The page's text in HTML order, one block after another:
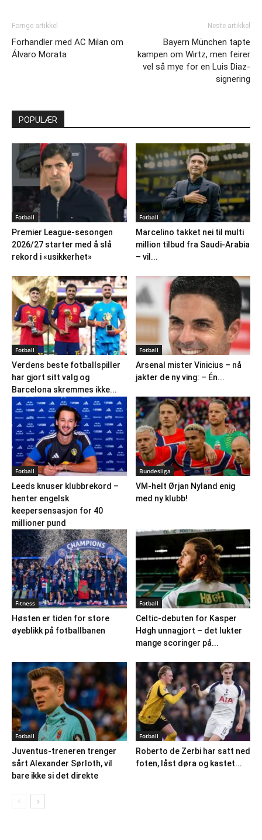
Forrige artikkel
Forhandler med AC Milan om
Álvaro Morata
Neste artikkel
Bayern München tapte
kampen om Wirtz, men feirer
vel så mye for en Luis Diaz-
signering
POPULÆR
Fotball
Premier League-sesongen
2026/27 starter med å slå
rekord i «usikkerhet»
Fotball
Marcelino takket nei til multi
million tilbud fra Saudi-Arabia
– vil...
Fotball
Verdens beste fotballspiller
har gjort sitt valg og
Barcelona skremmes ikke...
Fotball
Arsenal mister Vinicius – nå
jakter de ny ving: – Én...
Fotball
Leeds knuser klubbrekord –
henter engelsk
keepersensasjon for 40
millioner pund
Bundesliga
VM-helt Ørjan Nyland enig
med ny klubb!
Fitness
Høsten er tiden for store
øyeblikk på fotballbanen
Fotball
Celtic-debuten for Kasper
Høgh unnagjort – det lukter
mange scoringer på...
Fotball
Juventus-treneren trenger
sårt Alexander Sørloth, vil
bare ikke si det direkte
Fotball
Roberto de Zerbi har satt ned
foten, låst døra og kastet...